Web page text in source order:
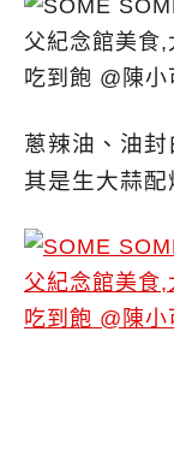
蔥辣油、油
其是生大蒜配